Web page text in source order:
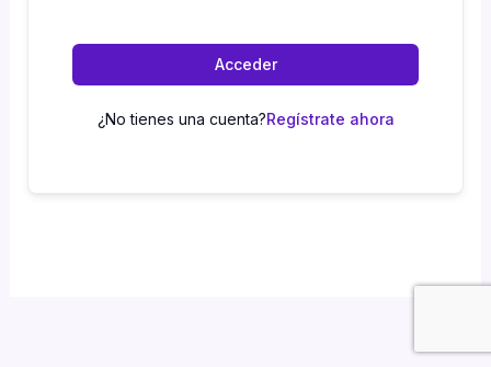
Acceder
¿No tienes una cuenta?Regístrate ahora